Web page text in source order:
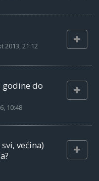
2013, 21:12
godine do
10:48
većina)